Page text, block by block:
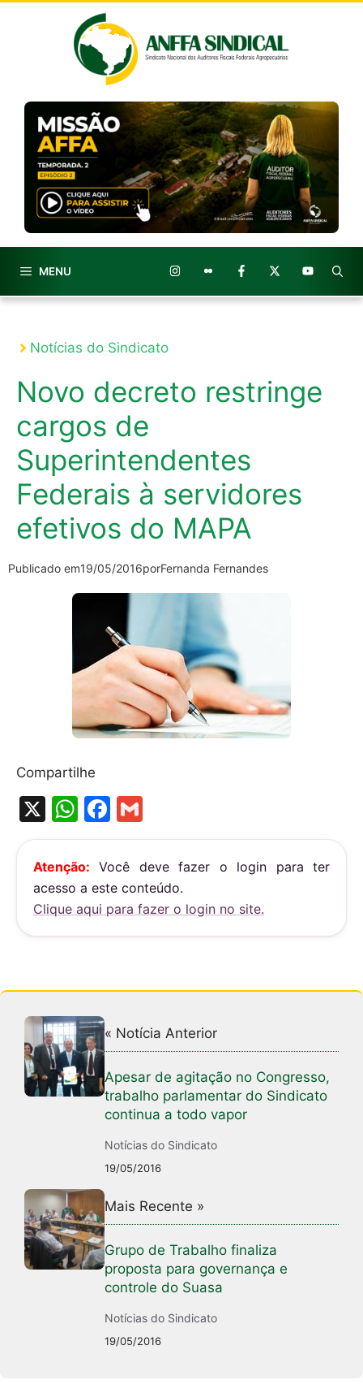
MENU
Notícias do Sindicato
Novo decreto restringe
cargos de
Superintendentes
Federais à servidores
efetivos do MAPA
Publicado em19/05/2016porFernanda Fernandes
Compartilhe
X
W
h
at
s
A
p
F
a
c
e
b
o
k
m
ai
l
Atenção: Você deve fazer o login para ter
acesso a este conteúdo.
Clique aqui para fazer o login no site.
« Notícia Anterior
Apesar de agitação no Congresso,
trabalho parlamentar do Sindicato
continua a todo vapor
Notícias do Sindicato
19/05/2016
Mais Recente »
Grupo de Trabalho finaliza
proposta para governança e
controle do Suasa
Notícias do Sindicato
19/05/2016